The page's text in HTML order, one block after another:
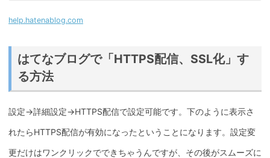
help.hatenablog.com
はてなブログで「HTTPS配信、SSL化」す
る方法
設定→詳細設定→HTTPS配信で設定可能です。下のように表示さ
れたらHTTPS配信が有効になったということになります。設定変
更だけはワンクリックでできちゃうんですが、その後がスムーズに